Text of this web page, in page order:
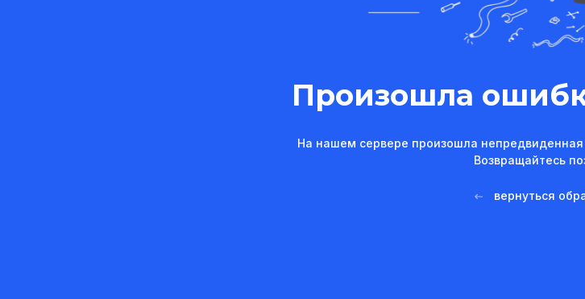
Произошла
На нашем сервере произошла
Возвращайтесь
вернуться